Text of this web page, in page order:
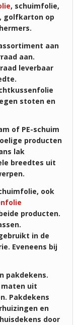
, schuimfolie,
golfkarton op
aan
aan.
leverbaar
stoten en
of PE-schuim
producten
lak
breedtes uit
ook
producten.
in de
Eveneens bij
pakdekens.
maten uit
Pakdekens
en
door